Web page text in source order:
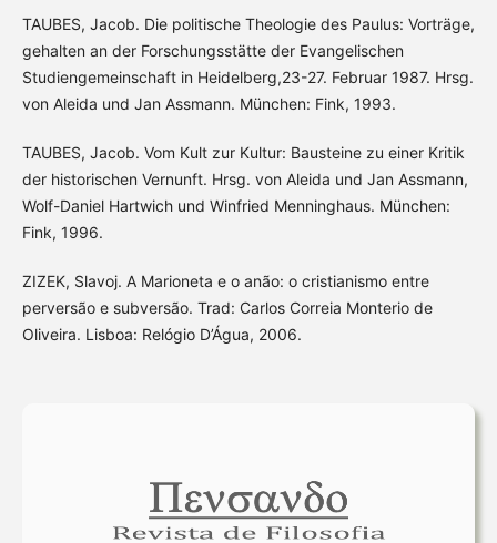
TAUBES, Jacob. Die politische Theologie des Paulus: Vorträge,
gehalten an der Forschungsstätte der Evangelischen
Studiengemeinschaft in Heidelberg,23-27. Februar 1987. Hrsg.
von Aleida und Jan Assmann. München: Fink, 1993.
TAUBES, Jacob. Vom Kult zur Kultur: Bausteine zu einer Kritik
der historischen Vernunft. Hrsg. von Aleida und Jan Assmann,
Wolf-Daniel Hartwich und Winfried Menninghaus. München:
Fink, 1996.
ZIZEK, Slavoj. A Marioneta e o anão: o cristianismo entre
perversão e subversão. Trad: Carlos Correia Monterio de
Oliveira. Lisboa: Relógio D’Água, 2006.